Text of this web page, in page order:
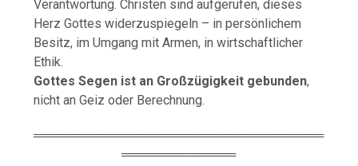
Verantwortung. Christen sind aufgerufen, dieses
Herz Gottes widerzuspiegeln – in persönlichem
Besitz, im Umgang mit Armen, in wirtschaftlicher
Ethik.
Gottes Segen ist an Großzügigkeit gebunden,
nicht an Geiz oder Berechnung.
═════════════════════════════════
═════════════